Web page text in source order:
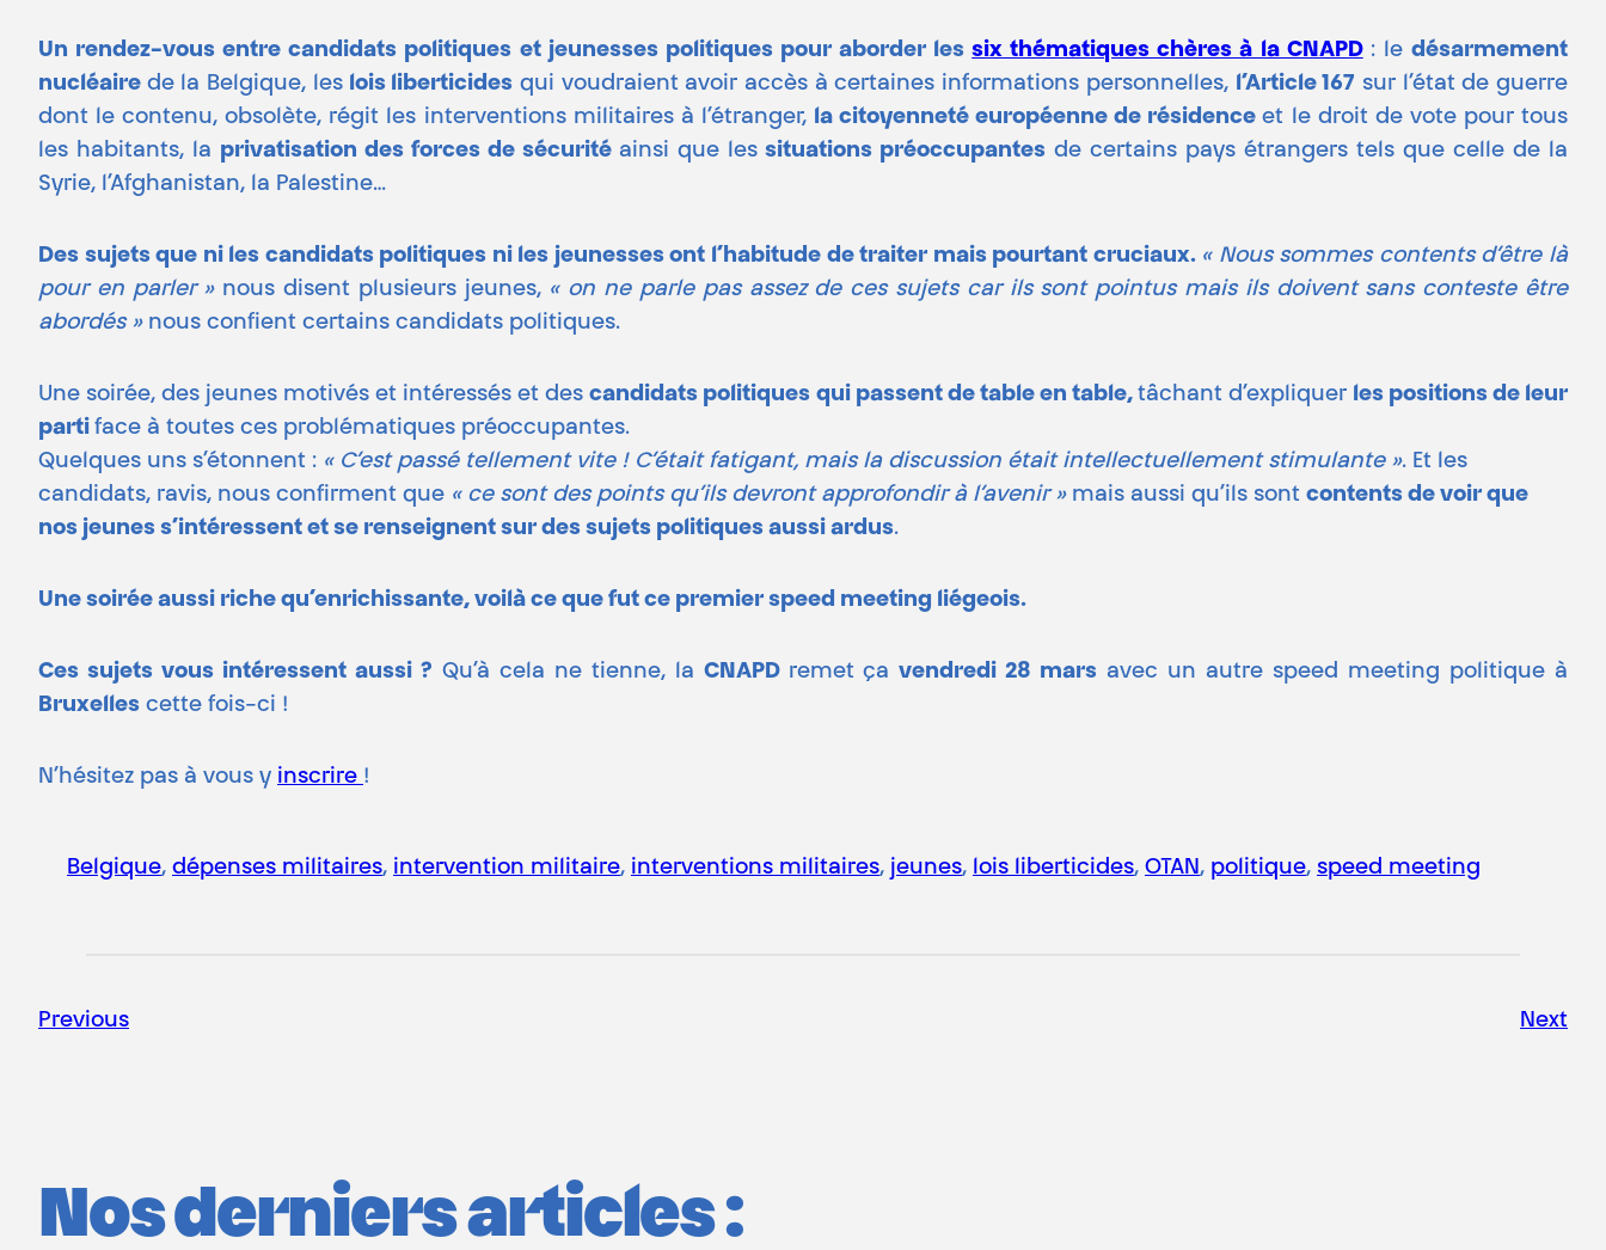
Un rendez-vous entre candidats politiques et jeunesses politiques pour aborder lessix thématiques chères à la CNAPD : ledésarmement
nucléaire de la Belgique, leslois liberticides qui voudraient avoir accès à certaines informations personnelles, l’Article 167 sur l’état de guerre
dont le contenu, obsolète, régit les interventions militaires à l’étranger, la citoyenneté européenne de résidenceet le droit de vote pour tous
les habitants, la privatisation des forces de sécurité ainsi que lessituations préoccupantes de certains pays étrangers tels que celle de la
Syrie, l’Afghanistan, la Palestine…
Des sujets que ni les candidats politiques ni les jeunesses ont l’habitude de traiter mais pourtant cruciaux. « Nous sommes contents d’être là
pour en parler »nous disent plusieurs jeunes, « on ne parle pas assez de ces sujets car ils sont pointus mais ils doivent sans conteste être
abordés »nous confient certains candidats politiques.
Une soirée, des jeunes motivés et intéressés et descandidats politiques qui passent de table en table, tâchant d’expliquer les positions de leur
parti face à toutes ces problématiques préoccupantes.
Quelques uns s’étonnent : « C’est passé tellement vite ! C’était fatigant, mais la discussion était intellectuellement stimulante ». Et les
candidats, ravis, nous confirment que « ce sont des points qu’ils devront approfondir à l’avenir » mais aussi qu’ils sont contents de voir que
nos jeunes s’intéressent et se renseignent sur des sujets politiques aussi ardus.
Une soirée aussi riche qu’enrichissante, voilà ce que fut ce premier speed meeting liégeois.
Ces sujets vous intéressent aussi ? Qu’à cela ne tienne, la CNAPD remet çavendredi 28 mars avec un autre speed meeting politique à
Bruxelles cette fois-ci !
N’hésitez pas à vous y inscrire !
Belgique, dépenses militaires, intervention militaire, interventions militaires, jeunes, lois liberticides, OTAN, politique, speed meeting
Previous Next
Nos derniers articles :